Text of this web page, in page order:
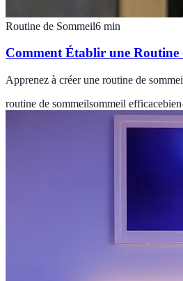
Routine de Sommeil6 min
Comment Établir une Routine
Apprenez à créer une routine de
routine de sommeilsommeil efficace